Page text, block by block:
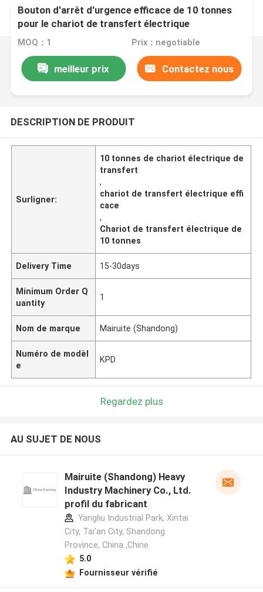
Bouton d'arrêt d'urgence efficace de 10 tonnes
pour le chariot de transfert électrique
garantissant la sécurité
MOQ：1 Prix：negotiable
meilleur prix Contactez nous
DESCRIPTION DE PRODUIT
Surligner:
10 tonnes de chariot électrique de
transfert
,
chariot de transfert électrique effi
cace
,
Chariot de transfert électrique de
10 tonnes
Delivery Time 15-30days
Minimum Order Q
uantity
1
Nom de marque Mairuite (Shandong)
Numéro de modèl
e
KPD
Regardez plus
AU SUJET DE NOUS
Mairuite (Shandong) Heavy
Industry Machinery Co., Ltd.
profil du fabricant
Yangliu Industrial Park, Xintai
City, Tai'an City, Shandong
Province, China ,Chine
5.0
Fournisseur vérifié